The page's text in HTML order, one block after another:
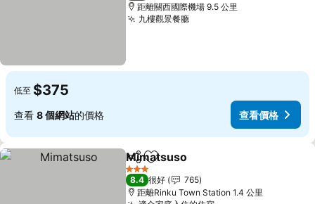
距離關西國際機場 9.5 公里
九樓觀景餐廳
低至 $375
查看 8 個網站的價格 查看價格
分享 放到收藏夾
Mimatsuso
3 星級
8.4 很好
765
距離Rinku Town Station 1.4 公里